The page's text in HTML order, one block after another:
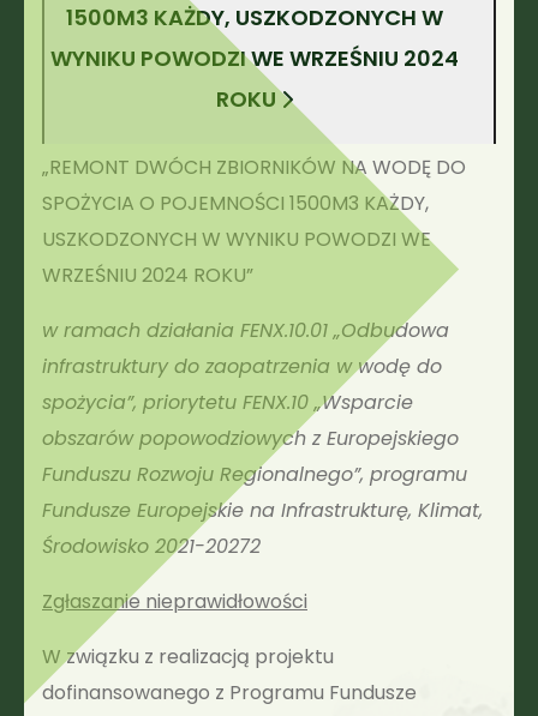
1500M3 KAŻDY, USZKODZONYCH W
WYNIKU POWODZI WE WRZEŚNIU 2024
ROKU
„REMONT DWÓCH ZBIORNIKÓW NA WODĘ DO
SPOŻYCIA O POJEMNOŚCI 1500M3 KAŻDY,
USZKODZONYCH W WYNIKU POWODZI WE
WRZEŚNIU 2024 ROKU”
w ramach działania FENX.10.01 „Odbudowa
infrastruktury do zaopatrzenia w wodę do
spożycia”, priorytetu FENX.10 „Wsparcie
obszarów popowodziowych z Europejskiego
Funduszu Rozwoju Regionalnego”, programu
Fundusze Europejskie na Infrastrukturę, Klimat,
Środowisko 2021-20272
Zgłaszanie nieprawidłowości
W związku z realizacją projektu
dofinansowanego z Programu Fundusze